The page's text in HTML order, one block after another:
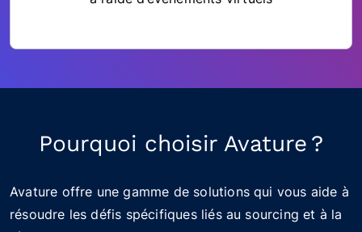
Pourquoi choisir Avature ?
Avature offre une gamme de solutions qui vous aide à
résoudre les défis spécifiques liés au sourcing et à la